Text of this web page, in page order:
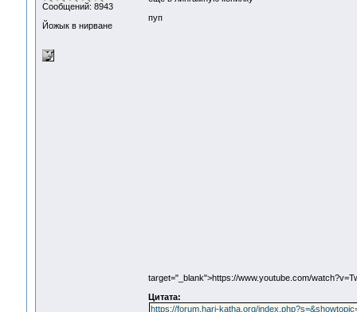
Сообщений: 8943
Йожык в нирване
пуп
target="_blank">https://www.youtube.com/
Цитата:
https://forum.hari-katha.org/